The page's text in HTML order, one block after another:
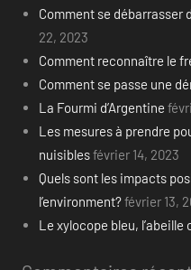
Comment se débarrasser
22, 2023
Comment reconnaître le
Comment se passe une
La Fourmi d’Argentine
Les mesures à prendre
nuisiblesfévrier 14, 2023
Quels sont les impacts
l’environment?février 13,
Le xylocope bleu,